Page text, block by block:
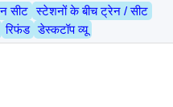
सीट स्टेशनों के बीच ट्रेन / सीट
रिफंड डेस्कटॉप व्यू